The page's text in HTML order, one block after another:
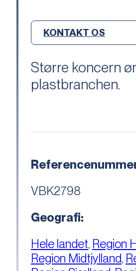
KONTAKT OS
Større koncern
plastbranchen.
VBK2798
Geografi:
Hele landet, Region
Region Midtjylland,